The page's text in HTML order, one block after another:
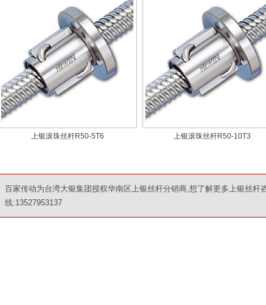
上银滚珠丝杆R50-5T6 上银滚珠丝杆R50-10T3
百家传动为台湾大银集团授权华南区上银丝杆分销商,想了解更多上银丝
线:13527953137